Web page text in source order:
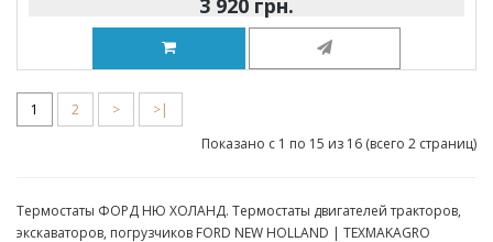
3 920 грн.
1 2 >
>|
Показано с 1 по 15 из 16 (всего 2 страниц)
Термостаты ФОРД НЮ ХОЛАНД. Термостаты двигателей тракторов,
экскаваторов, погрузчиков FORD NEW HOLLAND | TEXMAKAGRO